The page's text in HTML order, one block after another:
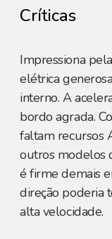
Críticas
Impressiona
elétrica
interno. A
bordo agrada.
faltam recursos
outros modelos
é firme demais
direção poderia
alta velocidade.